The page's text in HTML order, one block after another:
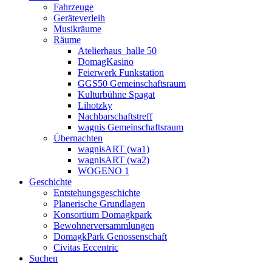
Fahrzeuge
Geräteverleih
Musikräume
Räume
Atelierhaus_halle 50
DomagKasino
Feierwerk Funkstation
GGS50 Gemeinschaftsraum
Kulturbühne Spagat
Lihotzky
Nachbarschaftstreff
wagnis Gemeinschaftsraum
Übernachten
wagnisART (wa1)
wagnisART (wa2)
WOGENO 1
Geschichte
Entstehungsgeschichte
Planerische Grundlagen
Konsortium Domagkpark
Bewohnerversammlungen
DomagkPark Genossenschaft
Civitas Eccentric
Suchen